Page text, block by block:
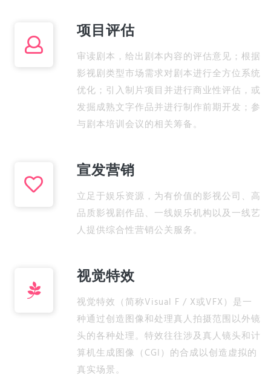
项目评估
审读剧本，给出剧本内容的评估意见；根据
影视剧类型市场需求对剧本进行全方位系统
优化；引入制片项目并进行商业性评估，或
发掘成熟文字作品并进行制作前期开发；参
与剧本培训会议的相关筹备。
宣发营销
立足于娱乐资源，为有价值的影视公司、高
品质影视剧作品、一线娱乐机构以及一线艺
人提供综合性营销公关服务。
视觉特效
视觉特效（简称Visual F / X或VFX）是一
种通过创造图像和处理真人拍摄范围以外镜
头的各种处理。特效往往涉及真人镜头和计
算机生成图像（CGI）的合成以创造虚拟的
真实场景。